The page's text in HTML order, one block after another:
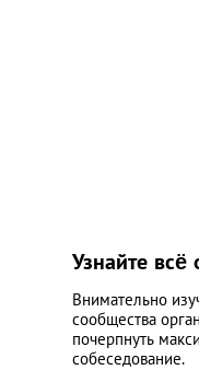
Узнайте
Внимательно
сообщества
почерпнуть
собеседование.